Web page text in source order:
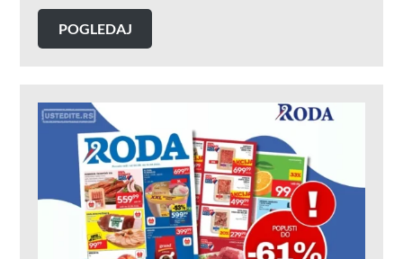
POGLEDAJ